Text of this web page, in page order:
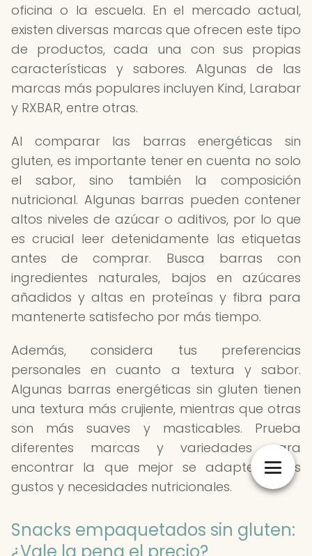
oficina o la escuela. En el mercado actual,
existen diversas marcas que ofrecen este tipo
de productos, cada una con sus propias
características y sabores. Algunas de las
marcas más populares incluyen Kind, Larabar
y RXBAR, entre otras.
Al comparar las barras energéticas sin
gluten, es importante tener en cuenta no solo
el sabor, sino también la composición
nutricional. Algunas barras pueden contener
altos niveles de azúcar o aditivos, por lo que
es crucial leer detenidamente las etiquetas
antes de comprar. Busca barras con
ingredientes naturales, bajos en azúcares
añadidos y altas en proteínas y fibra para
mantenerte satisfecho por más tiempo.
Además, considera tus preferencias
personales en cuanto a textura y sabor.
Algunas barras energéticas sin gluten tienen
una textura más crujiente, mientras que otras
son más suaves y masticables. Prueba
diferentes marcas y variedades para
encontrar la que mejor se adapte a tus
gustos y necesidades nutricionales.
Snacks empaquetados sin gluten: